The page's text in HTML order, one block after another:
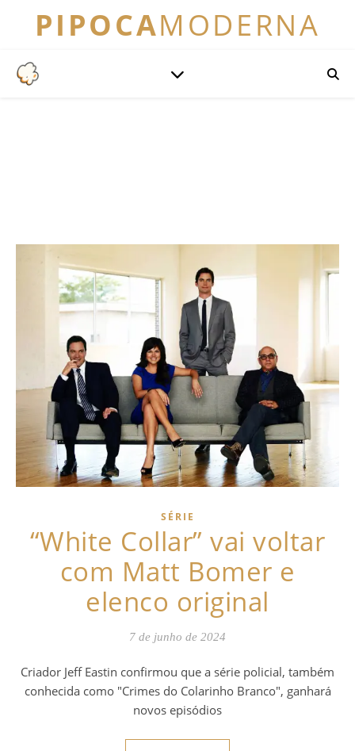
PIPOCAMODERNA
SÉRIE
“White Collar” vai voltar
com Matt Bomer e
elenco original
7 de junho de 2024
Criador Jeff Eastin confirmou que a série policial, também
conhecida como "Crimes do Colarinho Branco", ganhará
novos episódios